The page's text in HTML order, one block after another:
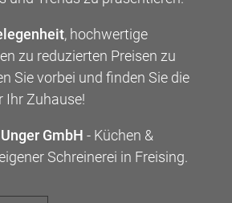
, hochwertige
zu reduzierten Preisen zu
Sie vorbei und finden Sie die
Ihr Zuhause!
GmbH - Küchen &
Schreinerei in Freising.